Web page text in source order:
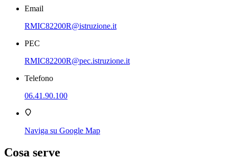
Email
RMIC82200R@istruzione.it
PEC
RMIC82200R@pec.istruzione.it
Telefono
06.41.90.100
Naviga su Google Map
Cosa serve